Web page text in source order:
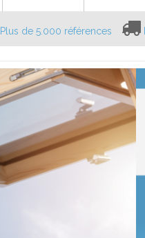
Plus de 5.000 références